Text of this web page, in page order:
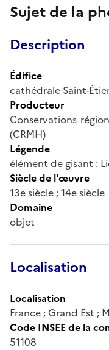
Sujet de la
Description
Édifice
cathédrale Saint-
Producteur
Conservations
(CRMH)
Légende
élément de gisant :
Siècle de l'œuvre
13e siècle ; 14e siècle
Domaine
objet
Localisation
Localisation
France ; Grand Est ;
Code INSEE de la
51108